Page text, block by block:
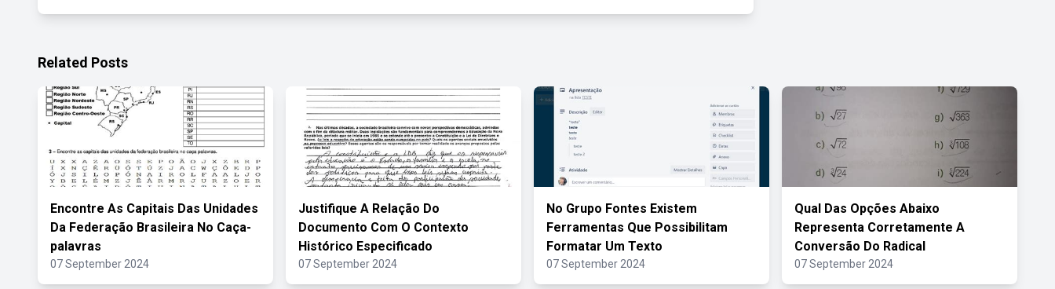
Related Posts
Encontre As Capitais Das Unidades
Da Federação Brasileira No Caça-
palavras
07 September 2024
Justifique A Relação Do
Documento Com O Contexto
Histórico Especificado
07 September 2024
No Grupo Fontes Existem
Ferramentas Que Possibilitam
Formatar Um Texto
07 September 2024
Qual Das Opções Abaixo
Representa Corretamente A
Conversão Do Radical
07 September 2024